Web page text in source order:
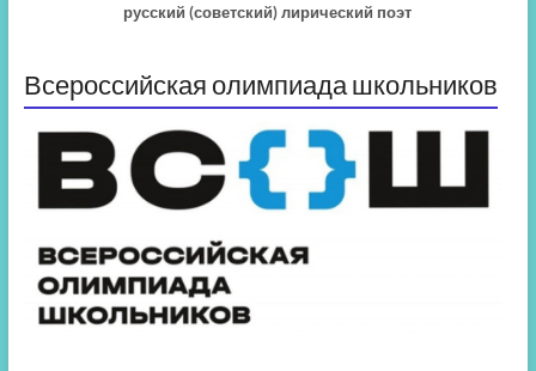
русский (советский) лирический поэт
Всероссийская олимпиада школьников